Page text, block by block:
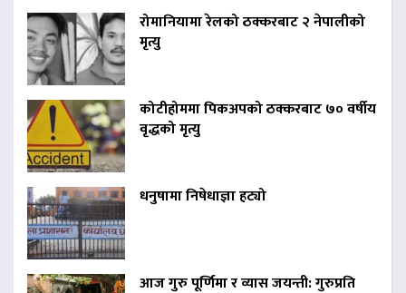
रोमानियामा रेलको ठक्करबाट २ नेपालीको
मृत्यु
कोटीहोममा पिकअपको ठक्करबाट ७० वर्षीय
वृद्धको मृत्यु
धनुषामा निषेधाज्ञा हट्यो
आज गुरु पूर्णिमा र व्यास जयन्ती: गुरुप्रति